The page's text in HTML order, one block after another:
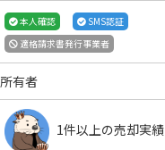
本人確認
SMS認証
適格請求書発行事業者
所有者
1件以上の売却実績